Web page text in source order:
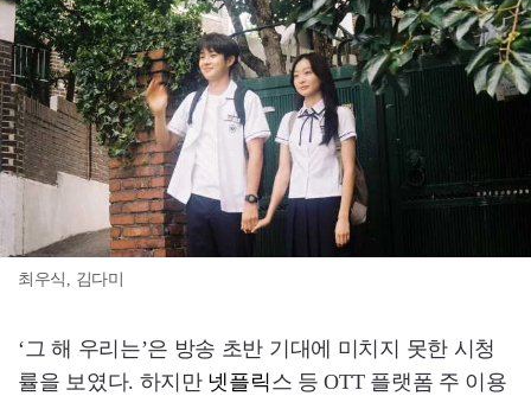
최우식, 김다미
‘그 해 우리는’은 방송 초반 기대에 미치지 못한 시청
률을 보였다. 하지만 넷플릭스 등 OTT 플랫폼 주 이용